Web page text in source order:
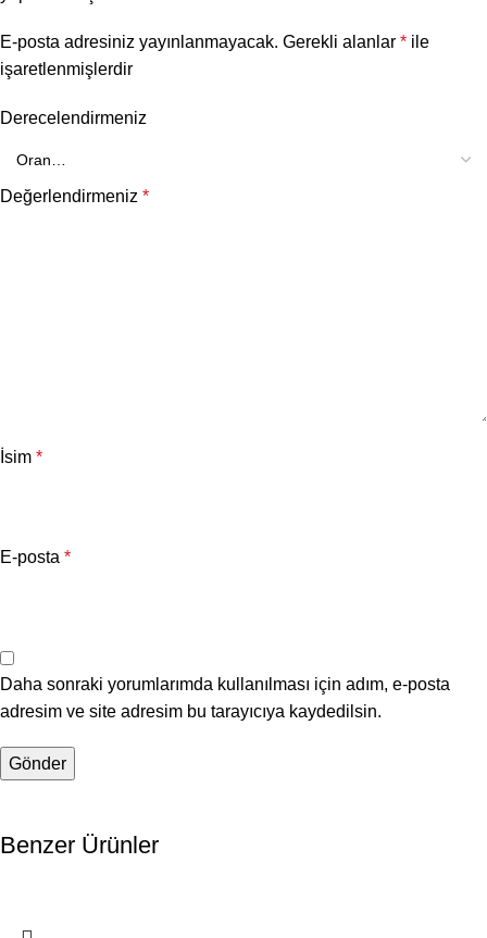
E-posta adresiniz yayınlanmayacak. Gerekli alanlar * ile
işaretlenmişlerdir
Derecelendirmeniz
Değerlendirmeniz *
İsim *
E-posta *
Daha sonraki yorumlarımda kullanılması için adım, e-posta
adresim ve site adresim bu tarayıcıya kaydedilsin.
Benzer Ürünler